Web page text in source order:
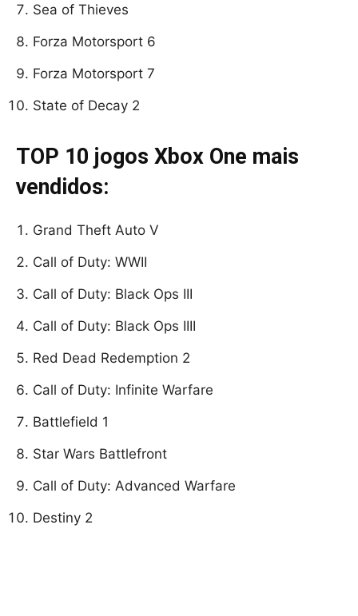
Sea of Thieves
Forza Motorsport 6
Forza Motorsport 7
State of Decay 2
TOP 10 jogos Xbox One mais
vendidos:
Grand Theft Auto V
Call of Duty: WWII
Call of Duty: Black Ops III
Call of Duty: Black Ops IIII
Red Dead Redemption 2
Call of Duty: Infinite Warfare
Battlefield 1
Star Wars Battlefront
Call of Duty: Advanced Warfare
Destiny 2